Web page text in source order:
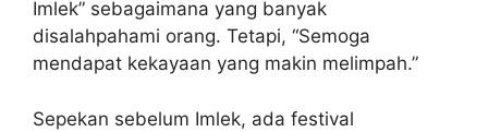
Imlek” sebagaimana yang banyak
disalahpahami orang. Tetapi, “Semoga
mendapat kekayaan yang makin melimpah.”
Sepekan sebelum Imlek, ada festival